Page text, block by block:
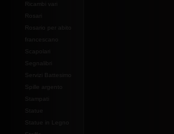
Ricambi vari
Rosari
Rosario per abito
francescano
Scapolari
Segnalibri
Servizi Battesimo
Spille argento
Stampati
Statue
Statue in Legno